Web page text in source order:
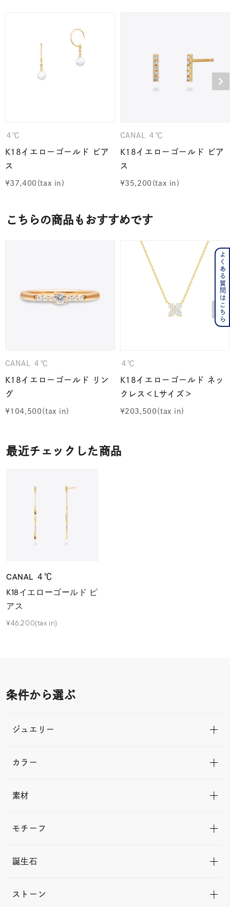
４℃
K18イエローゴールド ピア
ス
¥37,400
CANAL ４℃
K18イエローゴールド ピア
ス
¥35,200
こちらの商品もおすすめです
CANAL ４℃
K18イエローゴールド リン
グ
¥104,500
４℃
K18イエローゴールド ネッ
クレス＜Lサイズ＞
¥203,500
最近チェックした商品
CANAL ４℃
K18イエローゴールド ピ
アス
¥46,200(tax in)
条件から選ぶ
ジュエリー
カラー
素材
モチーフ
誕生石
ストーン
よくある質問はこちら